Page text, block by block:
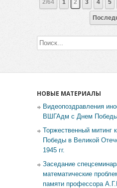
2/64 1 2 3 4 5
НОВЫЕ МАТЕРИАЛЫ
Видеопоздравления
ВШГАдм с Днем
Торжественный митинг
Победы в Великой
1945 гг.
Заседание
математические
памяти профессора